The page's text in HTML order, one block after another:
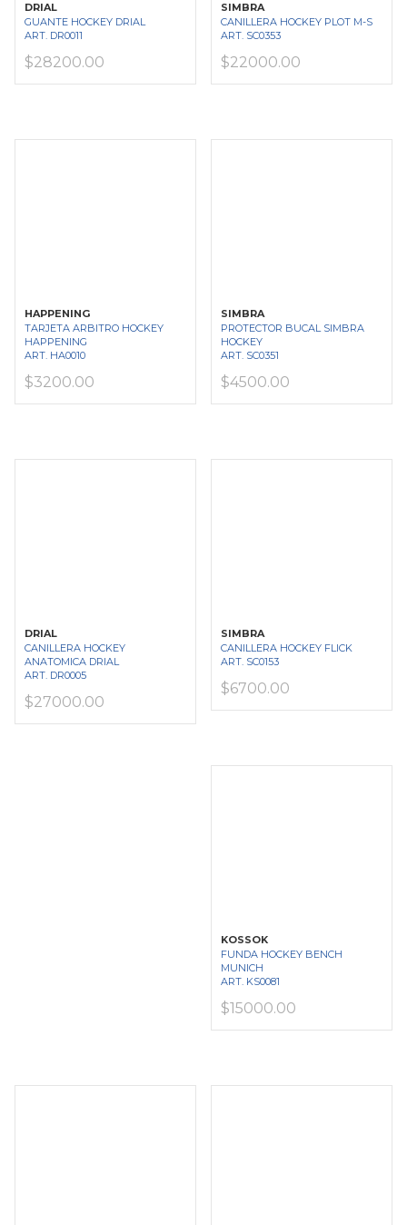
DRIAL
GUANTE HOCKEY DRIAL
ART. DR0011
$28200.00
SIMBRA
CANILLERA HOCKEY PLOT M-S
ART. SC0353
$22000.00
HAPPENING
TARJETA ARBITRO HOCKEY
HAPPENING
ART. HA0010
$3200.00
SIMBRA
PROTECTOR BUCAL SIMBRA
HOCKEY
ART. SC0351
$4500.00
DRIAL
CANILLERA HOCKEY
ANATOMICA DRIAL
ART. DR0005
$27000.00
SIMBRA
CANILLERA HOCKEY FLICK
ART. SC0153
$6700.00
KOSSOK
FUNDA HOCKEY BENCH
MUNICH
ART. KS0081
$15000.00